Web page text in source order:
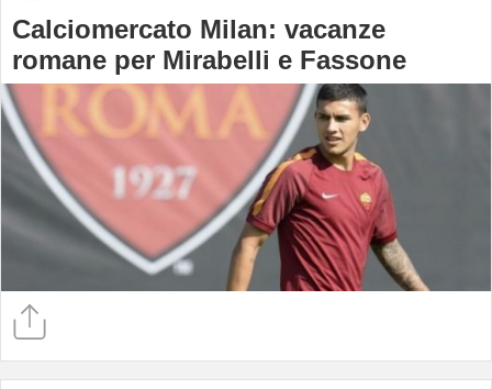
Calciomercato Milan: vacanze
romane per Mirabelli e Fassone